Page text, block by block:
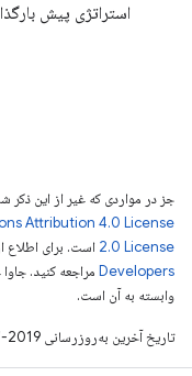
استراتژی پیش
جز در مواردی که غیر از این
Attribution 4.0 License
2.0 License است. برای اطلاع
Developers‏
وابسته به آن است.
تاریخ آخرین به‌روزرسانی 2019-07-09 به‌وقت ساعت هماهنگ جهانی.